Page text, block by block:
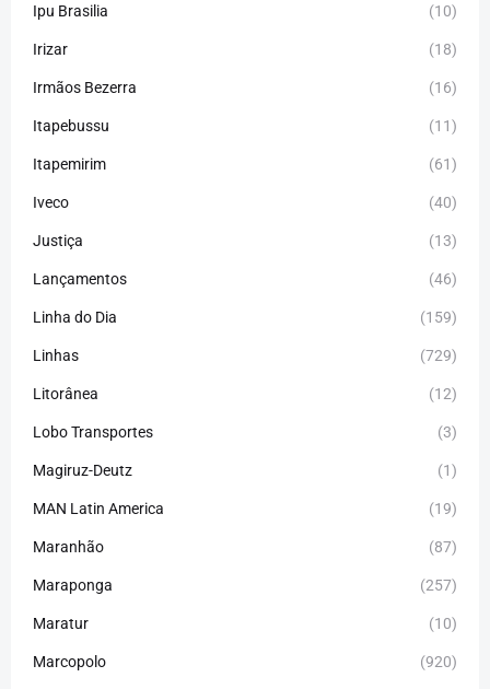
Ipu Brasilia (10)
Irizar (18)
Irmãos Bezerra (16)
Itapebussu (11)
Itapemirim (61)
Iveco (40)
Justiça (13)
Lançamentos (46)
Linha do Dia (159)
Linhas (729)
Litorânea (12)
Lobo Transportes (3)
Magiruz-Deutz (1)
MAN Latin America (19)
Maranhão (87)
Maraponga (257)
Maratur (10)
Marcopolo (920)